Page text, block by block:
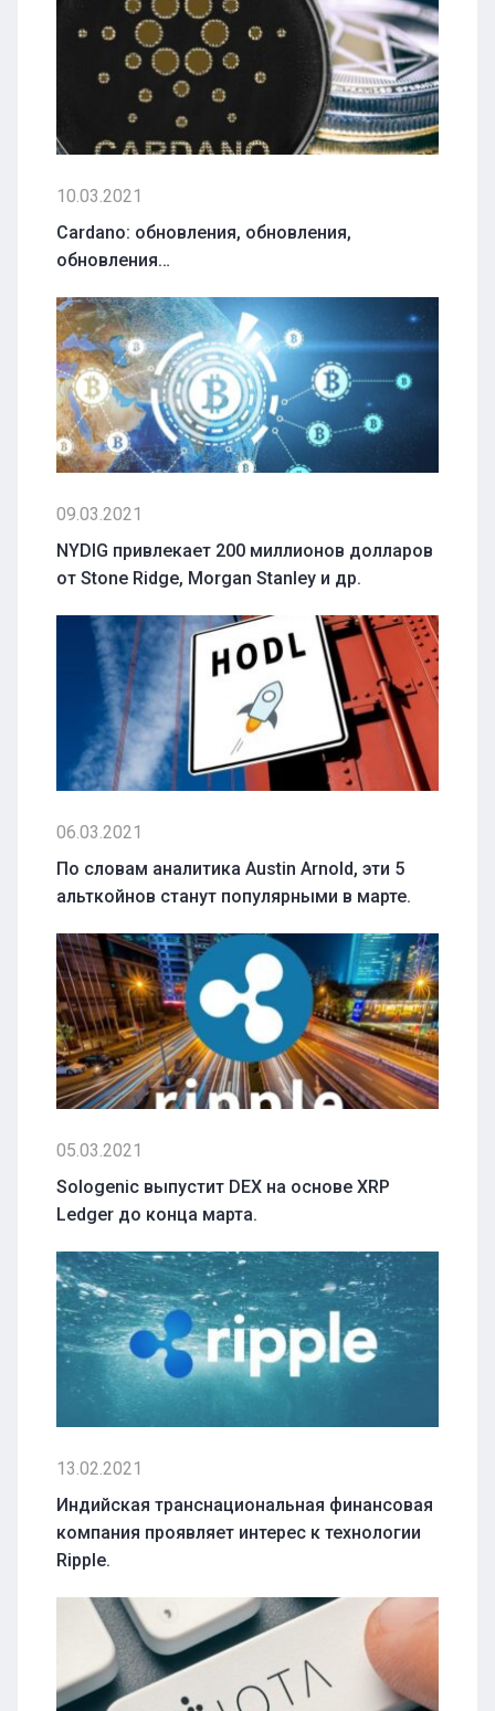
10.03.2021
Cardano: обновления, обновления,
обновления…
09.03.2021
NYDIG привлекает 200 миллионов долларов
от Stone Ridge, Morgan Stanley и др.
06.03.2021
По словам аналитика Austin Arnold, эти 5
альткойнов станут популярными в марте.
05.03.2021
Sologenic выпустит DEX на основе XRP
Ledger до конца марта.
13.02.2021
Индийская транснациональная финансовая
компания проявляет интерес к технологии
Ripple.